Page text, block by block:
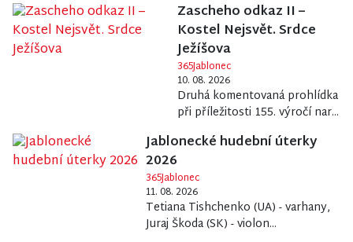
Zascheho odkaz II –
Kostel Nejsvět. Srdce
Ježíšova
365Jablonec
10. 08. 2026
Druhá komentovaná prohlídka
při příležitosti 155. výročí nar...
Jablonecké hudební úterky
2026
365Jablonec
11. 08. 2026
Tetiana Tishchenko (UA) - varhany,
Juraj Škoda (SK) - violon...